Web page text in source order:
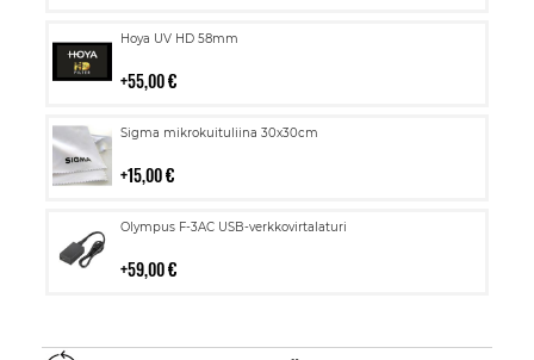
Hoya UV HD 58mm
55,00 €
Lisää
Sigma mikrokuituliina 30x30cm
15,00 €
Lisää
Olympus F-3AC USB-verkkovirtalaturi
59,00 €
Lisää